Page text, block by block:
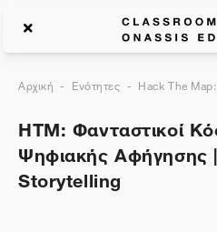
Αρχική Ενότητες Hack The
HTM: Φανταστικοί
Ψηφιακής Αφήγησης
Storytelling